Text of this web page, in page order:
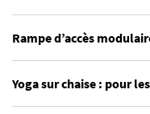
Rampe d’accès
Yoga sur chaise : pour